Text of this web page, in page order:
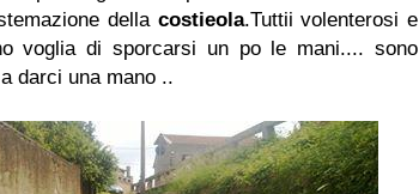
della costieola.Tuttii volenterosi e
voglia di sporcarsi un po le mani.... sono
darci una mano ..